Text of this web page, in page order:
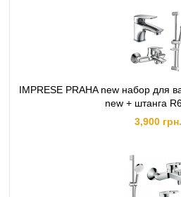
IMPRESE PRAHA new набор для
new + штанга
3,900 грн.